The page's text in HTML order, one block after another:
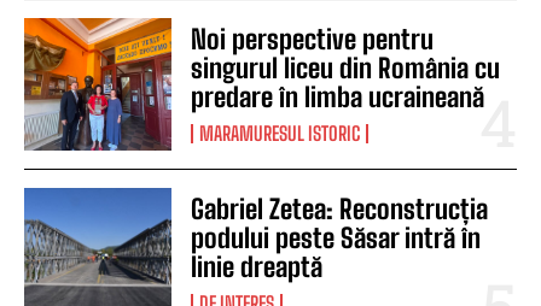
Noi perspective pentru
singurul liceu din România cu
predare în limba ucraineană
MARAMURESUL ISTORIC
Gabriel Zetea: Reconstrucția
podului peste Săsar intră în
linie dreaptă